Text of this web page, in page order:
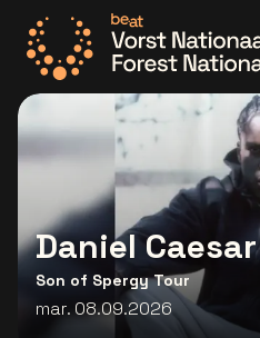
Allez à la page d'accueil
Daniel Caesar
Son of Spergy Tour
mar. 08.09.2026